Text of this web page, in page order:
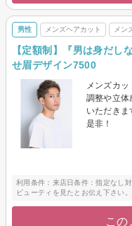
男性 メンズヘアカット メン
【定額制】『男は身だし
せ眉デザイン7500
メンズカ
調整や立体
いただき
是非！
利用条件：来店日条件：指定なし
ビューティを見たとお伝え下さい。
この